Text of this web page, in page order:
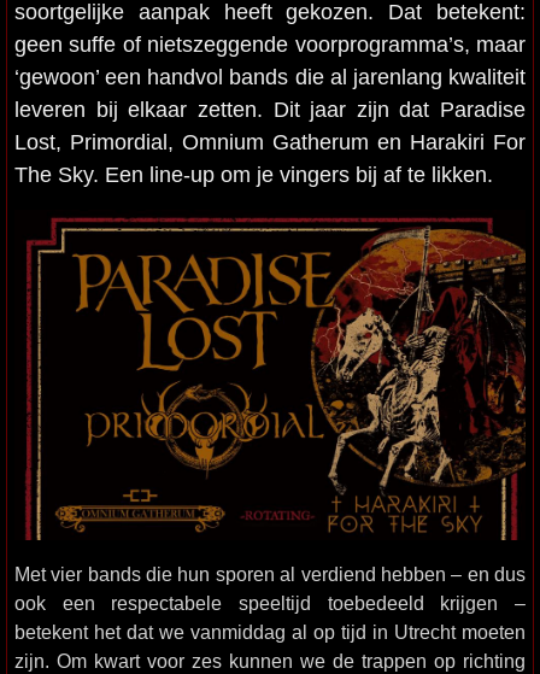
soortgelijke aanpak heeft gekozen. Dat betekent:
geen suffe of nietszeggende voorprogramma’s, maar
‘gewoon’ een handvol bands die al jarenlang kwaliteit
leveren bij elkaar zetten. Dit jaar zijn dat Paradise
Lost, Primordial, Omnium Gatherum en Harakiri For
The Sky. Een line-up om je vingers bij af te likken.
Met vier bands die hun sporen al verdiend hebben – en dus
ook een respectabele speeltijd toebedeeld krijgen –
betekent het dat we vanmiddag al op tijd in Utrecht moeten
zijn. Om kwart voor zes kunnen we de trappen op richting